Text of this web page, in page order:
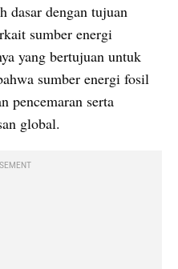
dasar dengan tujuan
sumber energi
yang bertujuan untuk
sumber energi fosil
pencemaran serta
global.